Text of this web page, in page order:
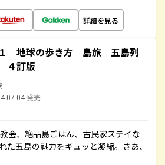
詳細を見る
地球の歩き方 島旅 五島列
４訂版
発売
会、絶品島ごはん、古民家ステイな
た五島の魅力をギュッと凝縮。さあ、